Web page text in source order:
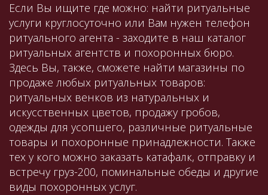
Если Вы ищите где можно: найти ритуальные
услуги круглосуточно или Вам нужен телефон
ритуального агента - заходите в наш каталог
ритуальных агентств и похоронных бюро.
Здесь Вы, также, сможете найти магазины по
продаже любых ритуальных товаров:
ритуальных венков из натуральных и
искусственных цветов, продажу гробов,
одежды для усопшего, различные ритуальные
товары и похоронные принадлежности. Также
тех у кого можно заказать катафалк, отправку и
встречу груз-200, поминальные обеды и другие
виды похоронных услуг.